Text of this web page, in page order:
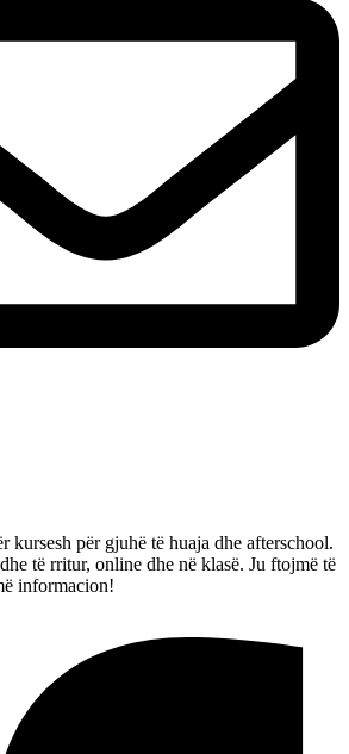
kursesh për gjuhë të huaja dhe afterschool.
të rritur, online dhe në klasë. Ju ftojmë të
informacion!